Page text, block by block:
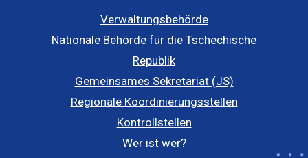
Verwaltungsbehörde
Nationale Behörde für die Tschechische
Republik
Gemeinsames Sekretariat (JS)
Regionale Koordinierungsstellen
Kontrollstellen
Wer ist wer?